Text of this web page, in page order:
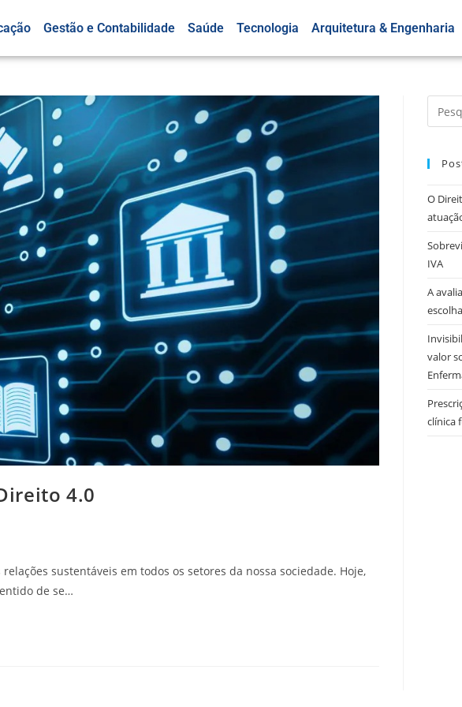
Gestão e Contabilidade Saúde Tecnologia Arquitetura & Engenharia
4.0
sustentáveis em todos os setores da nossa sociedade. Hoje,
de se…
O
IVA
A
valor
clínica